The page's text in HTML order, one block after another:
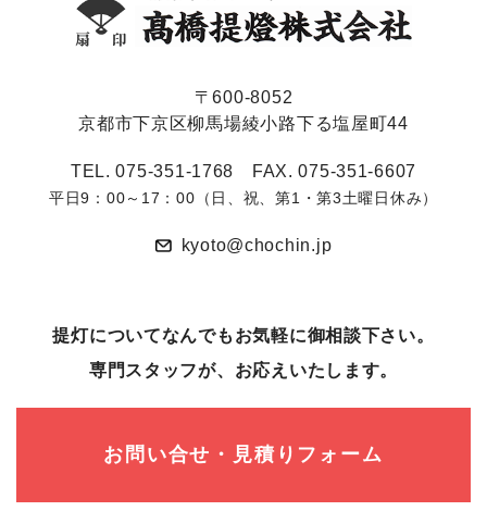
〒600-8052
京都市下京区柳馬場綾小路下る塩屋町44
TEL. 075-351-1768 FAX. 075-351-6607
平日9：00～17：00（日、祝、第1・第3土曜日休み）
kyoto@chochin.jp
提灯についてなんでもお気軽に御相談下さい。
専⾨スタッフが、お応えいたします。
お問い合せ・見積りフォーム